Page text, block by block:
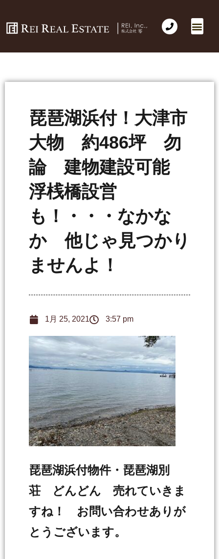
琵琶湖浜付！大津市
大物 約486坪 勿
論 建物建設可能
浮桟橋設営
も！・・・なかな
か 他じゃ見つかり
ませんよ！
1月 25, 2021 3:57 pm
琵琶湖浜付物件・琵琶湖別
荘 どんどん 売れていきま
すね！ お問い合わせありが
とうございます。